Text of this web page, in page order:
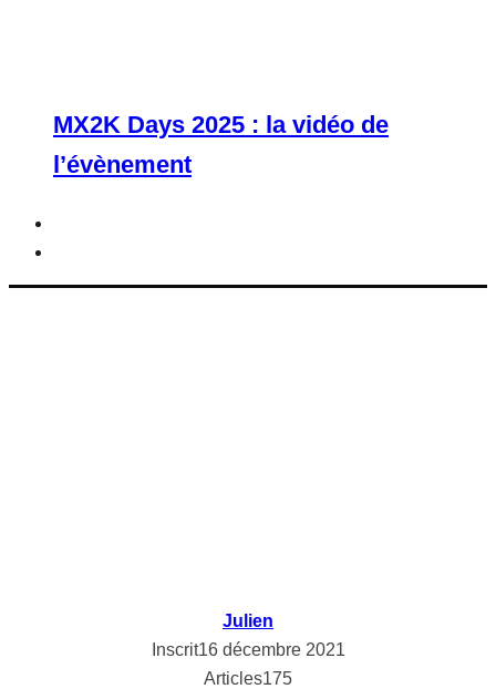
MX2K Days 2025 : la vidéo de
l’évènement
Julien
Inscrit16 décembre 2021
Articles175